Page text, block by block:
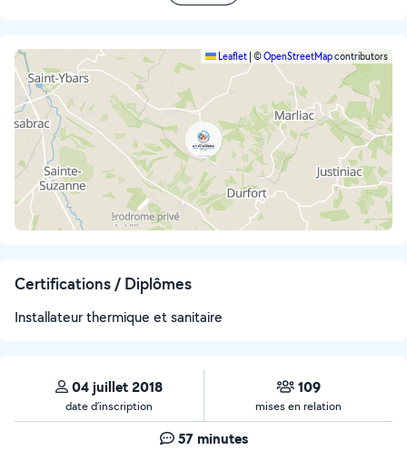
Leaflet ©OpenStreetMapcontributors
Certifications / Diplômes
Installateur thermique et sanitaire
04 juillet 2018
date d’inscription
109
mises en relation
57 minutes